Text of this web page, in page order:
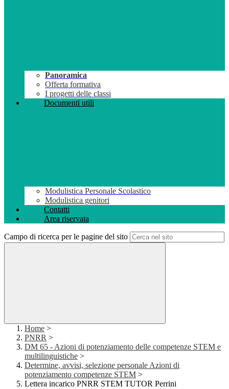
Panoramica
Offerta formativa
I progetti delle classi
Documenti utili
Modulistica Personale Scolastico
Modulistica genitori
Contatti
Area riservata
Campo di ricerca per le pagine del sito
Home >
PNRR >
DM 65 - Azioni di potenziamento delle competenze STEM e
multilinguistiche >
Determine, avvisi, selezione personale Azioni di
potenziamento competenze STEM >
Lettera incarico PNRR STEM TUTOR Perrini